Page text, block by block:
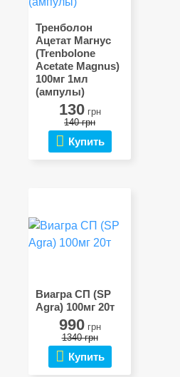
Тренболон
Ацетат Магнус
(Trenbolone
Acetate Magnus)
100мг 1мл
(ампулы)
130грн
140 грн
Купить
Виагра СП (SP
Agra) 100мг 20т
990грн
1340 грн
Купить